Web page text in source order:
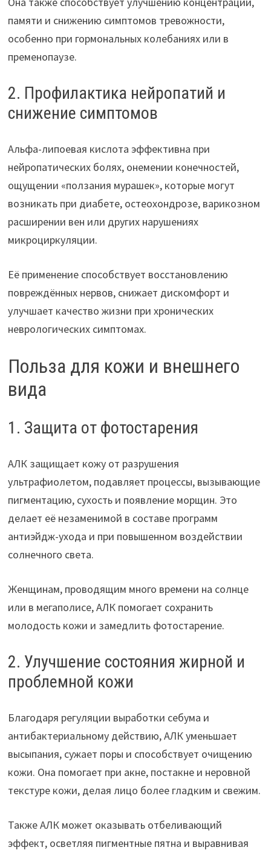
памяти и снижению симптомов тревожности,
особенно при гормональных колебаниях или в
пременопаузе.
2. Профилактика нейропатий и
снижение симптомов
Альфа-липоевая кислота эффективна при
нейропатических болях, онемении конечностей,
ощущении «ползания мурашек», которые могут
возникать при диабете, остеохондрозе, варикозном
расширении вен или других нарушениях
микроциркуляции.
Её применение способствует восстановлению
повреждённых нервов, снижает дискомфорт и
улучшает качество жизни при хронических
неврологических симптомах.
Польза для кожи и внешнего
вида
1. Защита от фотостарения
АЛК защищает кожу от разрушения
ультрафиолетом, подавляет процессы, вызывающие
пигментацию, сухость и появление морщин. Это
делает её незаменимой в составе программ
антиэйдж-ухода и при повышенном воздействии
солнечного света.
Женщинам, проводящим много времени на солнце
или в мегаполисе, АЛК помогает сохранить
молодость кожи и замедлить фотостарение.
2. Улучшение состояния жирной и
проблемной кожи
Благодаря регуляции выработки себума и
антибактериальному действию, АЛК уменьшает
высыпания, сужает поры и способствует очищению
кожи. Она помогает при акне, постакне и неровной
текстуре кожи, делая лицо более гладким и свежим.
Также АЛК может оказывать отбеливающий
эффект, осветляя пигментные пятна и выравнивая